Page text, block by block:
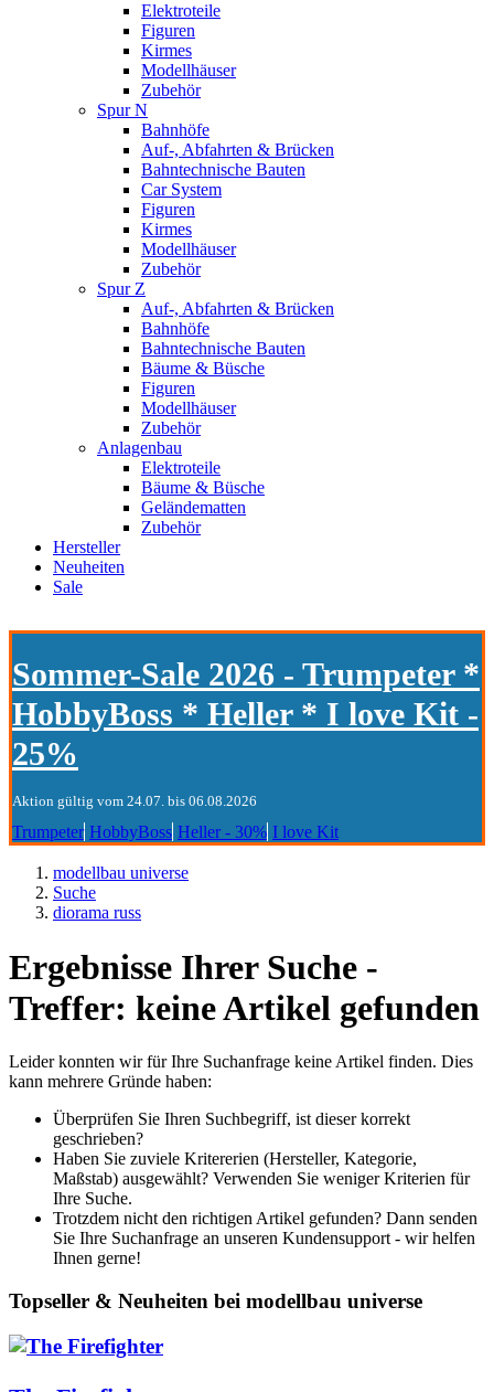
Elektroteile
Figuren
Kirmes
Modellhäuser
Zubehör
Spur N
Bahnhöfe
Auf-, Abfahrten & Brücken
Bahntechnische Bauten
Car System
Figuren
Kirmes
Modellhäuser
Zubehör
Spur Z
Auf-, Abfahrten & Brücken
Bahnhöfe
Bahntechnische Bauten
Bäume & Büsche
Figuren
Modellhäuser
Zubehör
Anlagenbau
Elektroteile
Bäume & Büsche
Geländematten
Zubehör
Hersteller
Neuheiten
Sale
Sommer-Sale 2026 - Trumpeter *
HobbyBoss * Heller * I love Kit -
25%
Aktion gültig vom 24.07. bis 06.08.2026
Trumpeter HobbyBoss Heller - 30% I love Kit
modellbau universe
Suche
diorama russ
Ergebnisse Ihrer Suche -
Treffer: keine Artikel gefunden
Leider konnten wir für Ihre Suchanfrage keine Artikel finden. Dies
kann mehrere Gründe haben:
Überprüfen Sie Ihren Suchbegriff, ist dieser korrekt
geschrieben?
Haben Sie zuviele Kritererien (Hersteller, Kategorie,
Maßstab) ausgewählt? Verwenden Sie weniger Kriterien für
Ihre Suche.
Trotzdem nicht den richtigen Artikel gefunden? Dann senden
Sie Ihre Suchanfrage an unseren Kundensupport - wir helfen
Ihnen gerne!
Topseller & Neuheiten bei modellbau universe